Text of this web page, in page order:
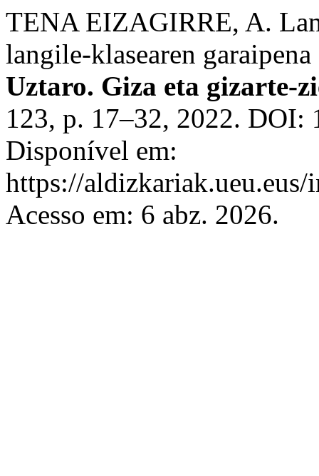
TENA EIZAGIRRE, A.
langile-klasearen
Uztaro. Giza eta gizarte-
123, p. 17–32, 2022. DOI:
Disponível em:
https://
Acesso em: 6 abz. 2026.